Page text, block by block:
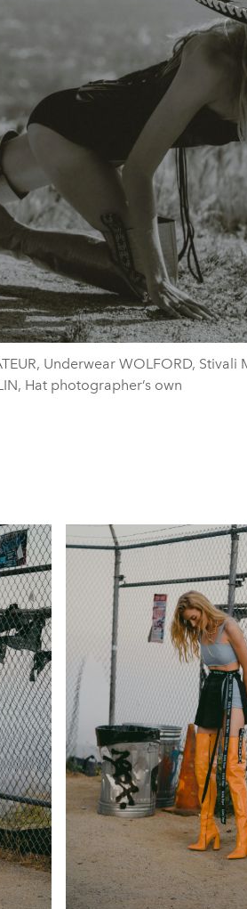
Underwear WOLFORD, Stivali
Hat photographer’s own